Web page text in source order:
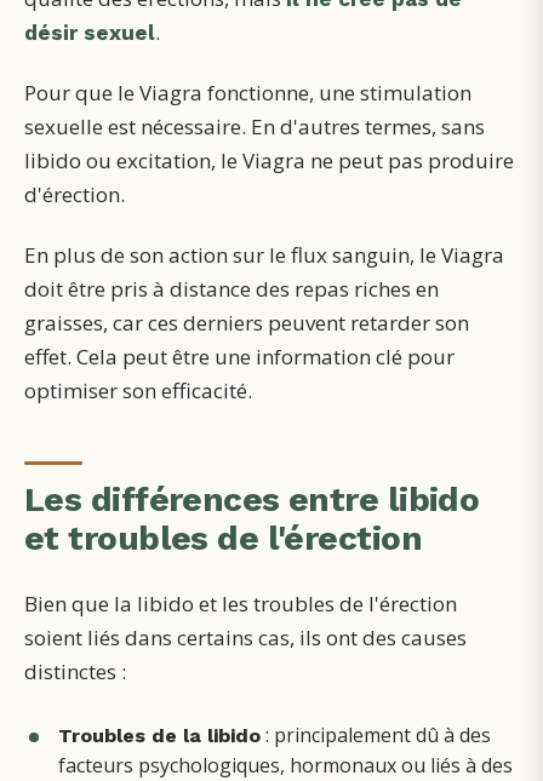
désir sexuel.
Pour que le Viagra fonctionne, une stimulation
sexuelle est nécessaire. En d'autres termes, sans
libido ou excitation, le Viagra ne peut pas produire
d'érection.
En plus de son action sur le flux sanguin, le Viagra
doit être pris à distance des repas riches en
graisses, car ces derniers peuvent retarder son
effet. Cela peut être une information clé pour
optimiser son efficacité.
Les différences entre libido
et troubles de l'érection
Bien que la libido et les troubles de l'érection
soient liés dans certains cas, ils ont des causes
distinctes :
Troubles de la libido : principalement dû à des
facteurs psychologiques, hormonaux ou liés à des